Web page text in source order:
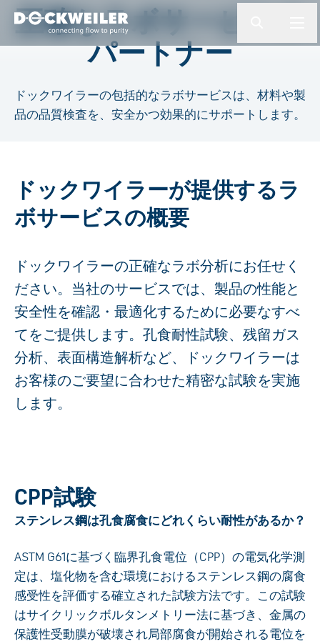
Landing page
検索ワードを入力してください
正確なラボサービスの
パートナー
ドックワイラーの包括的なラボサービスは、材料や製
品の品質検査を、安全かつ効果的にサポートします。
ドックワイラーが提供するラ
ボサービスの概要
ドックワイラーの正確なラボ分析にお任せく
ださい。当社のサービスでは、製品の性能と
安全性を確認・最適化するために必要なすべ
てをご提供します。孔食耐性試験、残留ガス
分析、表面構造解析など、ドックワイラーは
お客様のご要望に合わせた精密な試験を実施
します。
CPP試験
ステンレス鋼は孔食腐食にどれくらい耐性があるか？
ASTM G61に基づく臨界孔食電位（CPP）の電気化学測
定は、塩化物を含む環境におけるステンレス鋼の腐食
感受性を評価する確立された試験方法です。この試験
はサイクリックボルタンメトリー法に基づき、金属の
保護性受動膜が破壊され局部腐食が開始される電位を